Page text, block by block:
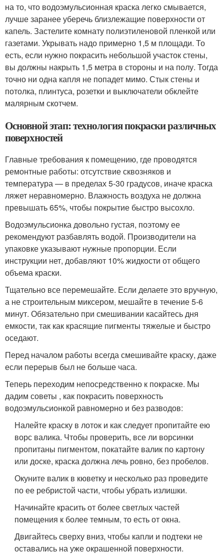
на то, что водоэмульсионная краска легко смывается,
лучше заранее уберечь близлежащие поверхности от
капель. Застелите комнату полиэтиленовой пленкой или
газетами. Укрывать надо примерно 1,5 м площади. То
есть, если нужно покрасить небольшой участок стены,
вы должны накрыть 1,5 метра в стороны и на полу. Тогда
точно ни одна капля не попадет мимо. Стык стены и
потолка, плинтуса, розетки и выключатели обклейте
малярным скотчем.
Основной этап: технология покраски различных
поверхностей
Главные требования к помещению, где проводятся
ремонтные работы: отсутствие сквозняков и
температура — в пределах 5-30 градусов, иначе краска
ляжет неравномерно. Влажность воздуха не должна
превышать 65%, чтобы покрытие быстро высохло.
Водоэмульсионка довольно густая, поэтому ее
рекомендуют разбавлять водой. Производители на
упаковке указывают нужные пропорции. Если
инструкции нет, добавляют 10% жидкости от общего
объема краски.
Тщательно все перемешайте. Если делаете это вручную,
а не строительным миксером, мешайте в течение 5-6
минут. Обязательно при смешивании касайтесь дня
емкости, так как красящие пигменты тяжелые и быстро
оседают.
Перед началом работы всегда смешивайте краску, даже
если перерыв был не больше часа.
Теперь переходим непосредственно к покраске. Мы
дадим советы , как покрасить поверхность
водоэмульсионкой равномерно и без разводов:
Налейте краску в лоток и как следует пропитайте ею
ворс валика. Чтобы проверить, все ли ворсинки
пропитаны пигментом, покатайте валик по картону
или доске, краска должна лечь ровно, без пробелов.
Окуните валик в кюветку и несколько раз проведите
по ее ребристой части, чтобы убрать излишки.
Начинайте красить от более светлых частей
помещения к более темным, то есть от окна.
Двигайтесь сверху вниз, чтобы капли и подтеки не
оставались на уже окрашенной поверхности.